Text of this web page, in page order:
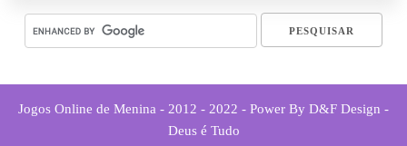
Jogos Online de Menina - 2012 - 2022 - Power By D&F Design -
Deus é Tudo